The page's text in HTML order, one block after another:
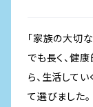
「家族の大切
でも長く、健
ら、生活して
て選びました。